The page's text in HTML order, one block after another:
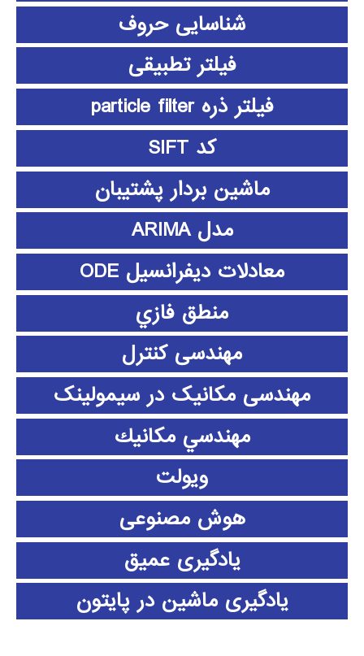
شناسایی حروف
فیلتر تطبیقی
فیلتر ذره particle filter
کد SIFT
ماشین بردار پشتیبان
مدل ARIMA
معادلات دیفرانسیل ODE
منطق فازي
مهندسی کنترل
مهندسی مکانیک در سیمولینک
مهندسي مكانيك
ویولت
هوش مصنوعی
یادگیری عمیق
یادگیری ماشین در پایتون